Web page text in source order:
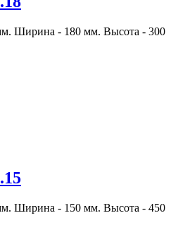
Ширина - 180 мм. Высота - 300
Ширина - 150 мм. Высота - 450